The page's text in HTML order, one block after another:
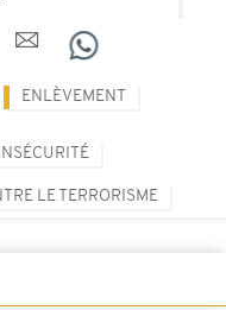
ENLÈVEMENT
INSÉCURITÉ
LE TERRORISME